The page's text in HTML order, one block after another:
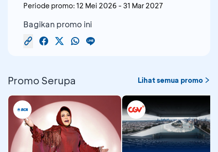
Periode promo: 12 Mei 2026 - 31 Mar 2027
Bagikan promo ini
Promo Serupa Lihat semua promo